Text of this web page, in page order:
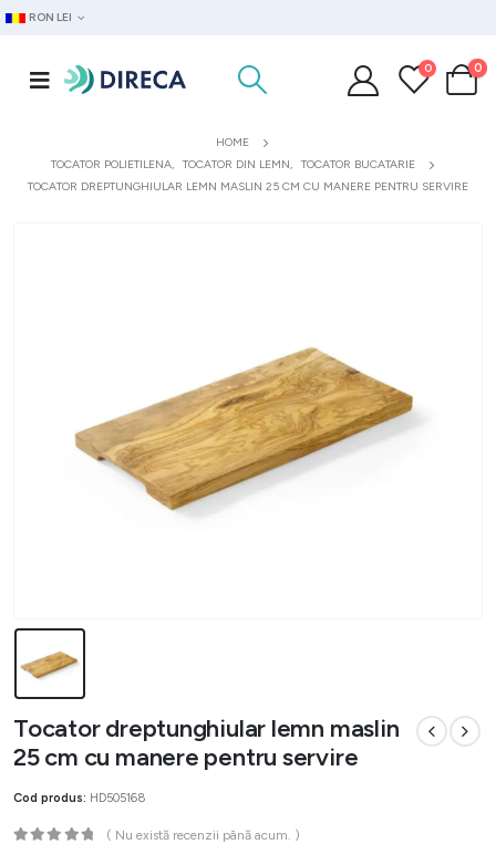
RON LEI
0 0
HOME
TOCATOR POLIETILENA, TOCATOR DIN LEMN, TOCATOR BUCATARIE
TOCATOR DREPTUNGHIULAR LEMN MASLIN 25 CM CU MANERE PENTRU SERVIRE
Tocator dreptunghiular lemn maslin
25 cm cu manere pentru servire
Cod produs: HD505168
( Nu există recenzii până acum. )